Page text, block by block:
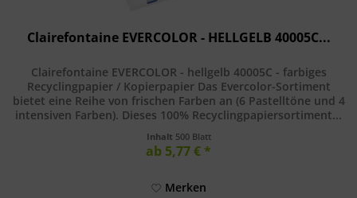
Clairefontaine EVERCOLOR - HELLGELB 40005C...
Clairefontaine EVERCOLOR - hellgelb 40005C - farbiges
Recyclingpapier / Kopierpapier Das Evercolor-Sortiment
bietet eine Reihe von frischen Farben an (6 Pastelltöne und 4
intensiven Farben). Dieses 100% Recyclingpapiersortiment...
Inhalt 500 Blatt
ab 5,77 € *
Merken